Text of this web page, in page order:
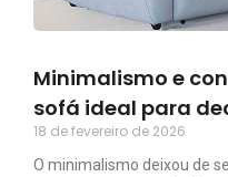
Minimalismo e
sofá ideal para
18 de fevereiro de 2026
O minimalismo deixou de